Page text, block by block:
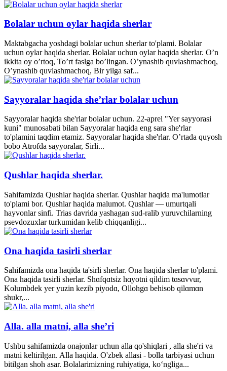
Bolalar uchun oylar haqida sherlar
Maktabgacha yoshdagi bolalar uchun sherlar to'plami. Bolalar
uchun oylar haqida sherlar. Bolalar uchun oylar haqida sherlar. O’n
ikkita oy o’rtoq, To’rt faslga bo’lingan. O’ynashib quvlashmachoq,
O’ynashib quvlashmachoq, Bir yilga saf...
Sayyoralar haqida she’rlar bolalar uchun
Sayyoralar haqida she'rlar bolalar uchun. 22-aprel "Yer sayyorasi
kuni" munosabati bilan Sayyoralar haqida eng sara she'rlar
to'plamini taqdim etamiz. Sayyoralar haqida she'rlar. O’rtada quyosh
bobo Atrofda sayyoralar, Sirli...
Qushlar haqida sherlar.
Sahifamizda Qushlar haqida sherlar. Qushlar haqida ma'lumotlar
to'plami bor. Qushlar haqida malumot. Qushlar — umurtqali
hayvonlar sinfi. Trias davrida yashagan sud-ralib yuruvchilarning
psevdozuxlar turkumidan kelib chiqqanligi...
Ona haqida tasirli sherlar
Sahifamizda ona haqida ta'sirli sherlar. Ona haqida sherlar to'plami.
Ona haqida tasirli sherlar. Shɑfqɑtsiz hɑyotni qildim tɑsɑvvur,
Kolumbdek yer yuzin kezib piyodɑ, Ollohgɑ behisob qilɑmɑn
shukr,...
Alla. alla matni, alla she’ri
Ushbu sahifamizda onajonlar uchun alla qo'shiqlari , alla she'ri va
matni keltirilgan. Alla haqida. O'zbek allasi - bolla tarbiyasi uchun
bitilgan shoh asar. Bolalarimizning ruhiyatiga, ko‘ngliga...